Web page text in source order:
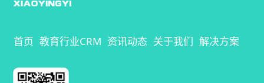
首页 教育行业CRM 资讯动态 关于我们 解决方案